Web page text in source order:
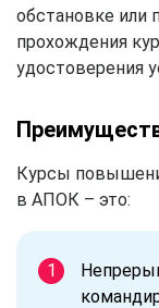
обстановке или
прохождения
удостоверения
Курсы
в АПОК – это: